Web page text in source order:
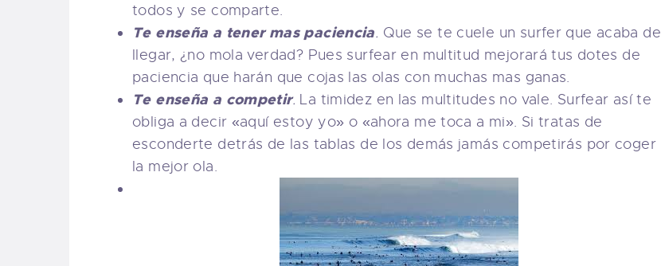
todos y se comparte.
Te enseña a tener mas paciencia. Que se te cuele un surfer que acaba de
llegar, ¿no mola verdad? Pues surfear en multitud mejorará tus dotes de
paciencia que harán que cojas las olas con muchas mas ganas.
Te enseña a competir. La timidez en las multitudes no vale. Surfear así te
obliga a decir «aquí estoy yo» o «ahora me toca a mi». Si tratas de
esconderte detrás de las tablas de los demás jamás competirás por coger
la mejor ola.